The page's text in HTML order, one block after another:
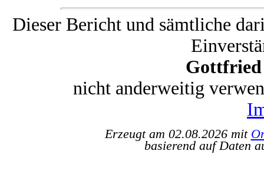
Dieser Bericht und sämtliche
Gottfried
nicht anderweitig
Erzeugt am 02.08.2026 mit
basierend auf Daten